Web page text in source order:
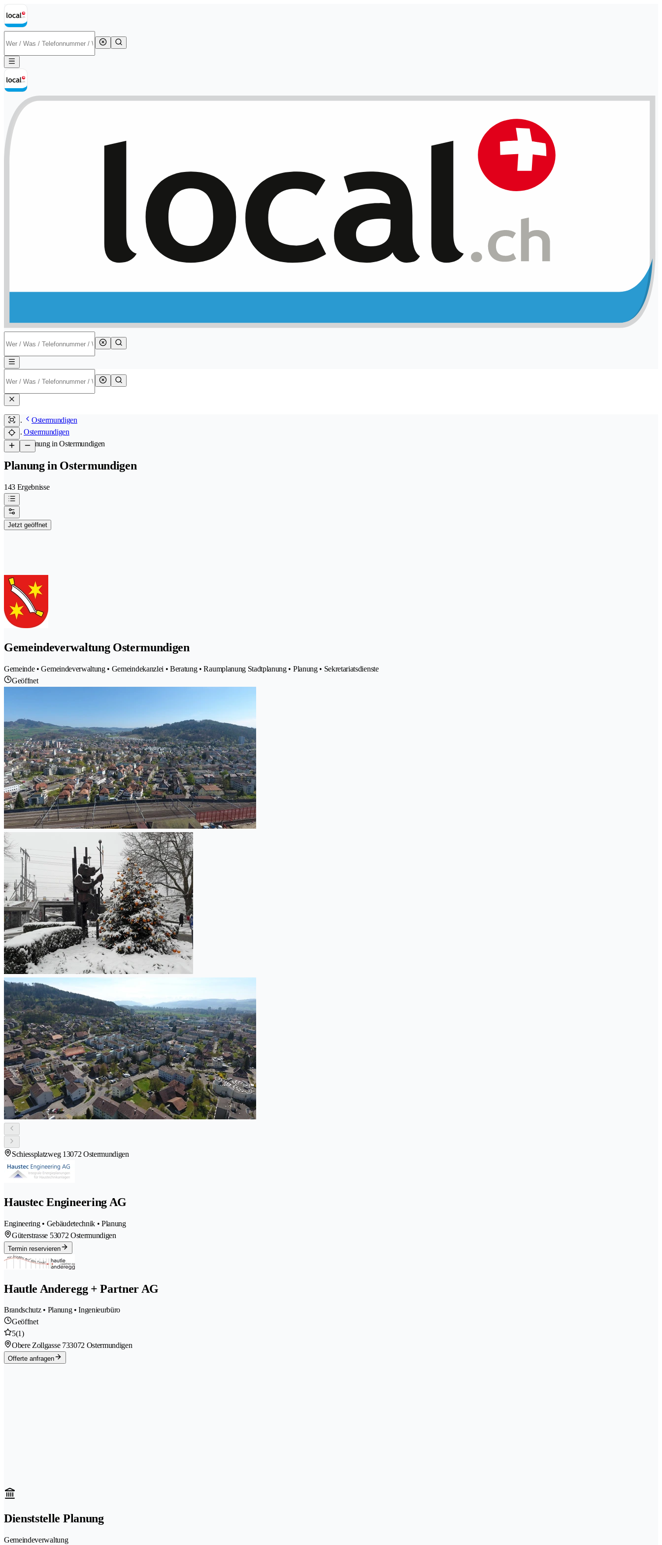
Ostermundigen
Ostermundigen
/Planung in Ostermundigen
Planung in Ostermundigen
143 Ergebnisse
Jetzt geöffnet
Gemeindeverwaltung Ostermundigen
Gemeinde • Gemeindeverwaltung • Gemeindekanzlei • Beratung • Raumplanung Stadtplanung • Planung • Sekretariatsdienste
Geöffnet
Schiessplatzweg 13072 Ostermundigen
Haustec Engineering AG
Engineering • Gebäudetechnik • Planung
Güterstrasse 53072 Ostermundigen
Termin reservieren
Hautle Anderegg + Partner AG
Brandschutz • Planung • Ingenieurbüro
Geöffnet
5(1)
Obere Zollgasse 733072 Ostermundigen
Offerte anfragen
Dienststelle Planung
Gemeindeverwaltung